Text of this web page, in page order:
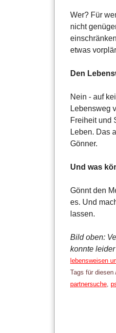
Wer? Für
nicht
etwas
Den
Nein - auf
Lebensweg
Freiheit und
Leben. Das
Gönner.
Und was
Gönnt den
es. Und
lassen.
Bild oben:
konnte
Kategorien:
lebensweisen
Tags für diesen
partnersuche